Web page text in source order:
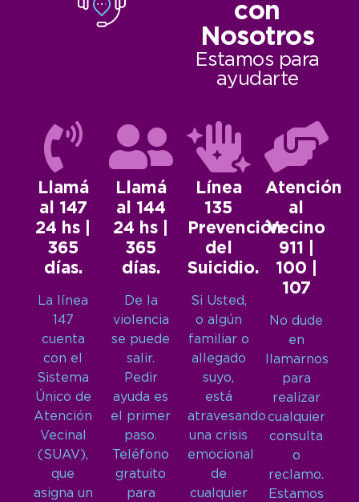
con
Nosotros
Estamos para
ayudarte
Llamá
al 147
24 hs |
365
días.
La línea
147
cuenta
con el
Sistema
Único de
Atención
Vecinal
(SUAV),
que
asigna un
Llamá
al 144
24 hs |
365
días.
De la
violencia
se puede
salir.
Pedir
ayuda es
el primer
paso.
Teléfono
gratuito
para
Línea
135
Prevención
del
Suicidio.
Si Usted,
o algún
familiar o
allegado
suyo,
está
atravesando
una crisis
emocional
de
cualquier
Atención
al
Vecino
911 |
100 |
107
No dude
en
llamarnos
para
realizar
cualquier
consulta
o
reclamo.
Estamos